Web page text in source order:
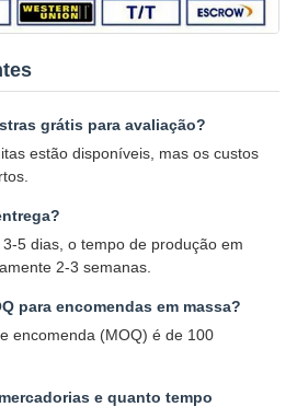
grátis para avaliação?
estão disponíveis, mas os custos
5 dias, o tempo de produção em
2-3 semanas.
para encomendas em massa?
encomenda (MOQ) é de 100
e quanto tempo